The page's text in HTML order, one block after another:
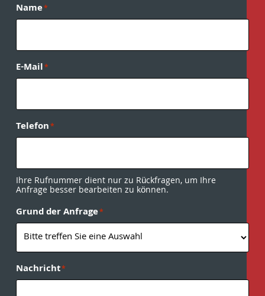
Name*
E-Mail*
Telefon*
Ihre Rufnummer dient nur zu Rückfragen, um Ihre
Anfrage besser bearbeiten zu können.
Grund der Anfrage*
Nachricht*